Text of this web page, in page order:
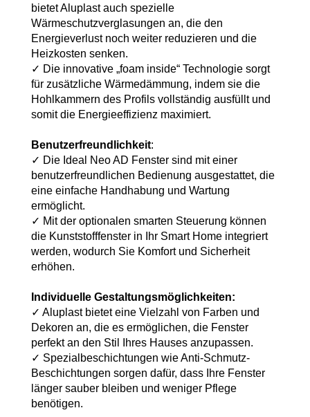
bietet Aluplast auch spezielle
Wärmeschutzverglasungen an, die den
Energieverlust noch weiter reduzieren und die
Heizkosten senken.
✓ Die innovative „foam inside“ Technologie sorgt
für zusätzliche Wärmedämmung, indem sie die
Hohlkammern des Profils vollständig ausfüllt und
somit die Energieeffizienz maximiert.
Benutzerfreundlichkeit:
✓ Die Ideal Neo AD Fenster sind mit einer
benutzerfreundlichen Bedienung ausgestattet, die
eine einfache Handhabung und Wartung
ermöglicht.
✓ Mit der optionalen smarten Steuerung können
die Kunststofffenster in Ihr Smart Home integriert
werden, wodurch Sie Komfort und Sicherheit
erhöhen.
Individuelle Gestaltungsmöglichkeiten:
✓ Aluplast bietet eine Vielzahl von Farben und
Dekoren an, die es ermöglichen, die Fenster
perfekt an den Stil Ihres Hauses anzupassen.
✓ Spezialbeschichtungen wie Anti-Schmutz-
Beschichtungen sorgen dafür, dass Ihre Fenster
länger sauber bleiben und weniger Pflege
benötigen.